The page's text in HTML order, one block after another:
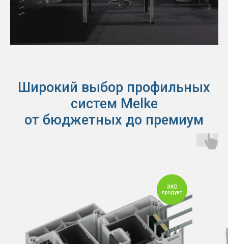
Широкий выбор профильных
систем Melke
от бюджетных до премиум
ЭКО
продукт